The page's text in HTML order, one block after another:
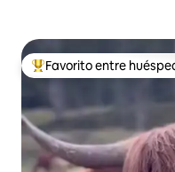
Favorito entre
Favorito entre